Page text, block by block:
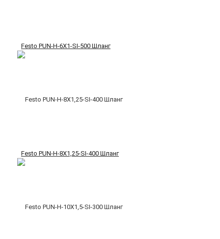
Festo PUN-H-6X1-SI-500 Шланг
Festo PUN-H-8X1,25-SI-400 Шланг